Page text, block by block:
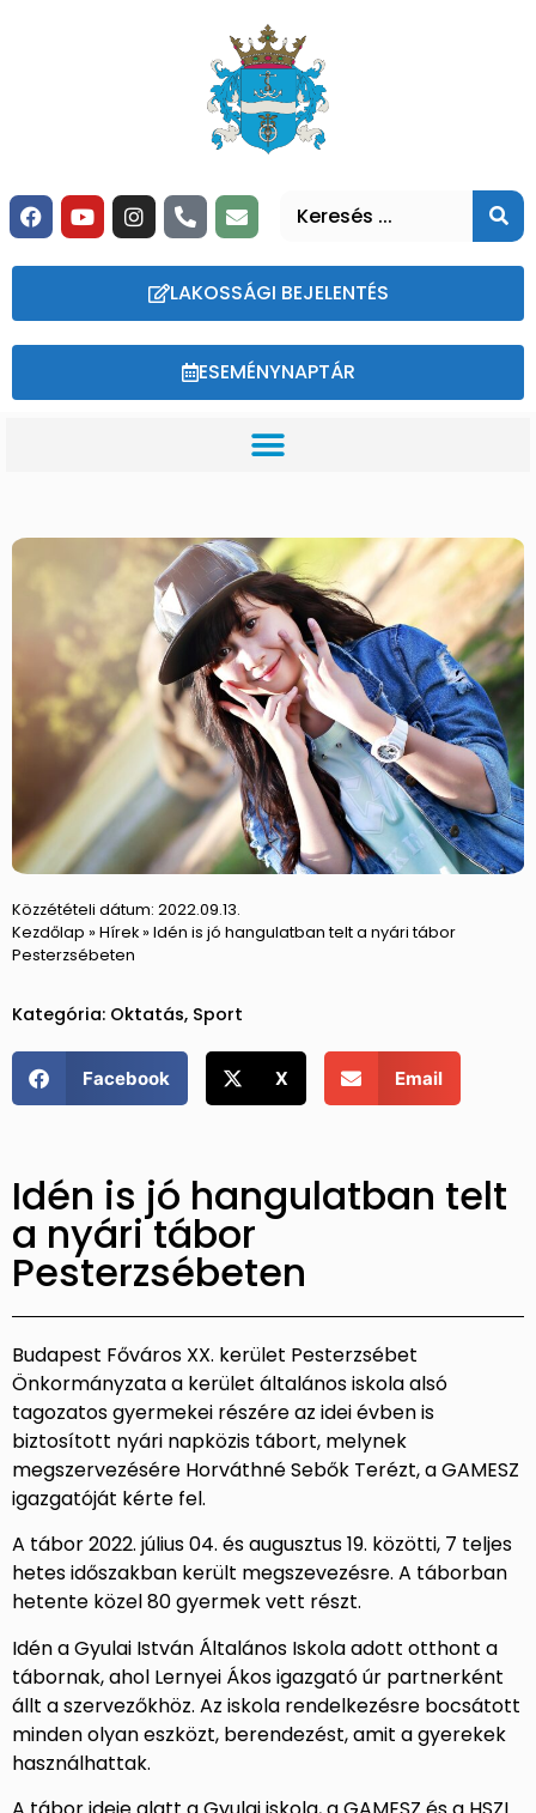
LAKOSSÁGI BEJELENTÉS
ESEMÉNYNAPTÁR
Közzétételi dátum: 2022.09.13.
Kezdőlap » Hírek» Idén is jó hangulatban telt a nyári tábor
Pesterzsébeten
Kategória: Oktatás, Sport
Facebook X Email
Idén is jó hangulatban telt
a nyári tábor
Pesterzsébeten
Budapest Főváros XX. kerület Pesterzsébet
Önkormányzata a kerület általános iskola alsó
tagozatos gyermekei részére az idei évben is
biztosított nyári napközis tábort, melynek
megszervezésére Horváthné Sebők Terézt, a GAMESZ
igazgatóját kérte fel.
A tábor 2022. július 04. és augusztus 19. közötti, 7 teljes
hetes időszakban került megszevezésre. A táborban
hetente közel 80 gyermek vett részt.
Idén a Gyulai István Általános Iskola adott otthont a
tábornak, ahol Lernyei Ákos igazgató úr partnerként
állt a szervezőkhöz. Az iskola rendelkezésre bocsátott
minden olyan eszközt, berendezést, amit a gyerekek
használhattak.